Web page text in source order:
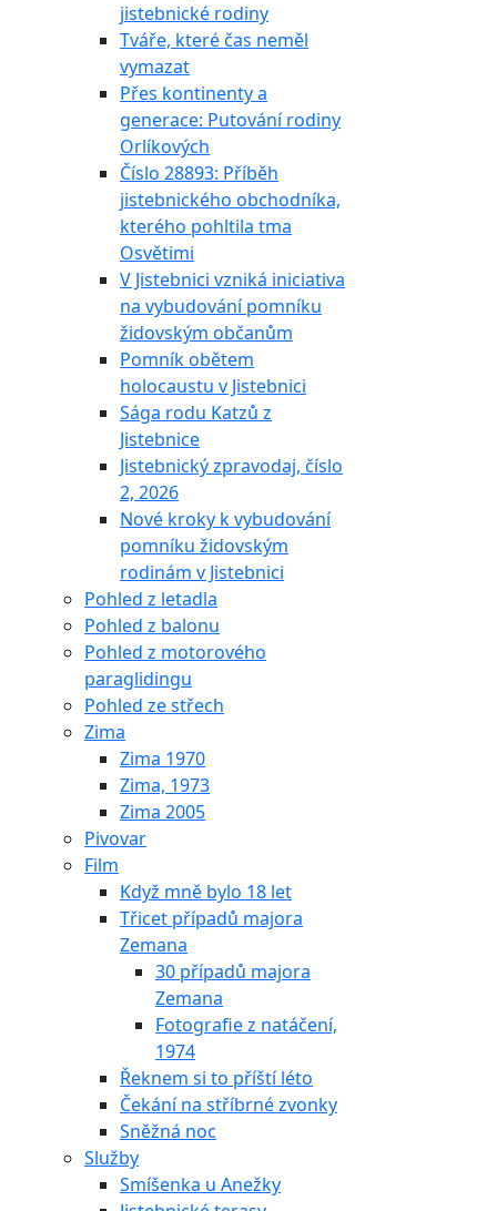
jistebnické rodiny
Tváře, které čas neměl
vymazat
Přes kontinenty a
generace: Putování rodiny
Orlíkových
Číslo 28893: Příběh
jistebnického obchodníka,
kterého pohltila tma
Osvětimi
V Jistebnici vzniká iniciativa
na vybudování pomníku
židovským občanům
Pomník obětem
holocaustu v Jistebnici
Sága rodu Katzů z
Jistebnice
Jistebnický zpravodaj, číslo
2, 2026
Nové kroky k vybudování
pomníku židovským
rodinám v Jistebnici
Pohled z letadla
Pohled z balonu
Pohled z motorového
paraglidingu
Pohled ze střech
Zima
Zima 1970
Zima, 1973
Zima 2005
Pivovar
Film
Když mně bylo 18 let
Třicet případů majora
Zemana
30 případů majora
Zemana
Fotografie z natáčení,
1974
Řeknem si to příští léto
Čekání na stříbrné zvonky
Sněžná noc
Služby
Smíšenka u Anežky